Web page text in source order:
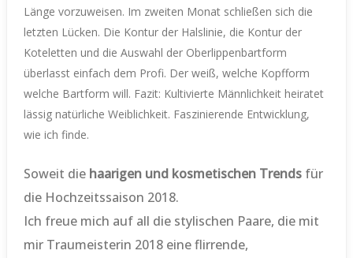
Länge vorzuweisen. Im zweiten Monat schließen sich die
letzten Lücken. Die Kontur der Halslinie, die Kontur der
Koteletten und die Auswahl der Oberlippenbartform
überlasst einfach dem Profi. Der weiß, welche Kopfform
welche Bartform will. Fazit: Kultivierte Männlichkeit heiratet
lässig natürliche Weiblichkeit. Faszinierende Entwicklung,
wie ich finde.
Soweit die haarigen und kosmetischen Trends für
die Hochzeitssaison 2018.
Ich freue mich auf all die stylischen Paare, die mit
mir Traumeisterin 2018 eine flirrende,